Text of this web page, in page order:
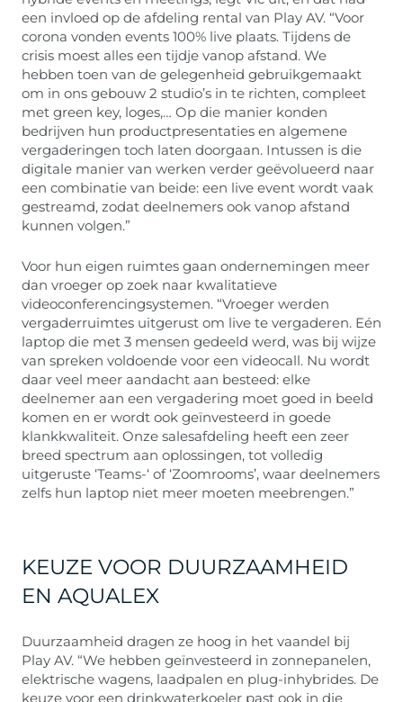
een invloed op de afdeling rental van Play AV. “Voor
corona vonden events 100% live plaats. Tijdens de
crisis moest alles een tijdje vanop afstand. We
hebben toen van de gelegenheid gebruikgemaakt
om in ons gebouw 2 studio’s in te richten, compleet
met green key, loges,… Op die manier konden
bedrijven hun productpresentaties en algemene
vergaderingen toch laten doorgaan. Intussen is die
digitale manier van werken verder geëvolueerd naar
een combinatie van beide: een live event wordt vaak
gestreamd, zodat deelnemers ook vanop afstand
kunnen volgen.”
Voor hun eigen ruimtes gaan ondernemingen meer
dan vroeger op zoek naar kwalitatieve
videoconferencingsystemen. “Vroeger werden
vergaderruimtes uitgerust om live te vergaderen. Eén
laptop die met 3 mensen gedeeld werd, was bij wijze
van spreken voldoende voor een videocall. Nu wordt
daar veel meer aandacht aan besteed: elke
deelnemer aan een vergadering moet goed in beeld
komen en er wordt ook geïnvesteerd in goede
klankkwaliteit. Onze salesafdeling heeft een zeer
breed spectrum aan oplossingen, tot volledig
uitgeruste ‘Teams-‘ of ‘Zoomrooms’, waar deelnemers
zelfs hun laptop niet meer moeten meebrengen.”
KEUZE VOOR DUURZAAMHEID
EN AQUALEX
Duurzaamheid dragen ze hoog in het vaandel bij
Play AV. “We hebben geïnvesteerd in zonnepanelen,
elektrische wagens, laadpalen en plug-inhybrides. De
keuze voor een drinkwaterkoeler past ook in die